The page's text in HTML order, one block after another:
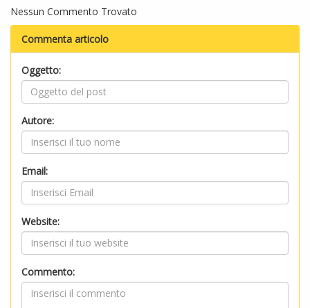
Nessun Commento Trovato
Commenta articolo
Oggetto:
Autore:
Email:
Website:
Commento: